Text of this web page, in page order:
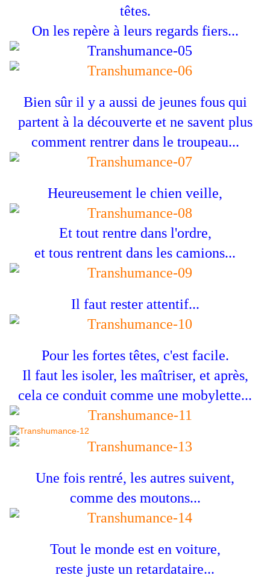
têtes.
On les repère à leurs regards fiers...
Bien sûr il y a aussi de jeunes fous qui
partent à la découverte et ne savent plus
comment rentrer dans le troupeau...
Heureusement le chien veille,
Et tout rentre dans l'ordre,
et tous rentrent dans les camions...
Il faut rester attentif...
Pour les fortes têtes, c'est facile.
Il faut les isoler, les maîtriser, et après,
cela ce conduit comme une mobylette...
Une fois rentré, les autres suivent,
comme des moutons...
Tout le monde est en voiture,
reste juste un retardataire...